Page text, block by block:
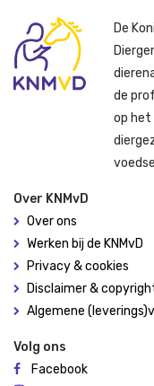
De
de
op het
Over KNMvD
Over ons
Werken bij de KNMvD
Privacy & cookies
Disclaimer &
Algemene
Volg ons
Facebook